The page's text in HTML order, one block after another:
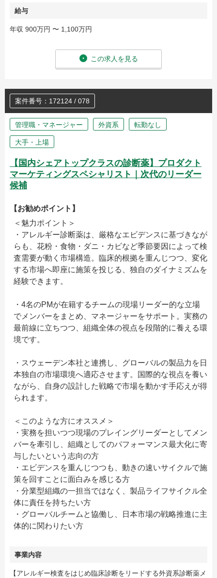
給与
年収 900万円 〜 1,100万円
この求人を見る
案件番号：172124 / 078
管理職・マネージャー 外資系 転勤なし
大手・上場
【国内シェアトップクラスの診断薬】プロダクト
マーケティングスペシャリスト｜次代のリーダー
候補
【お勧めポイント】
＜魅力ポイント＞
・アレルギー診断薬は、厳格なエビデンスに基づきなが
らも、花粉・食物・ダニ・カビなど季節要因によって検
査需要が動く市場構造。臨床的根拠を重んじつつ、変化
する市場へ即座に施策を投じる、独自のダイナミズムを
経験できます。
・4名のPMが在籍するチームの現場リーダー的な立場
でメンバーをまとめ、マネージャーをサポート。実務の
最前線に立ちつつ、組織全体の視点を段階的に養える環
境です。
・スウェーデン本社と連携し、グローバルの製品力を日
本独自の市場環境へ適応させます。国際的な視点を養い
ながら、自身の設計した戦略で市場を動かす手応えが得
られます。
＜このような方にオススメ＞
・実務を担いつつ現場のプレイングリーダーとしてメン
バーを牽引し、組織としてのパフォーマンス最大化に寄
与したいという志向の方
・エビデンスを重んじつつも、動きの速いサイクルで施
策を回すことに面白みを感じる方
・分業型組織の一担当ではなく、製品ライフサイクル全
体に責任を持ちたい方
・グローバルチームと協働し、日本市場の戦略推進に主
体的に関わりたい方
事業内容
【アレルギー検査をはじめ臨床診断をリードする外資系診断薬メ